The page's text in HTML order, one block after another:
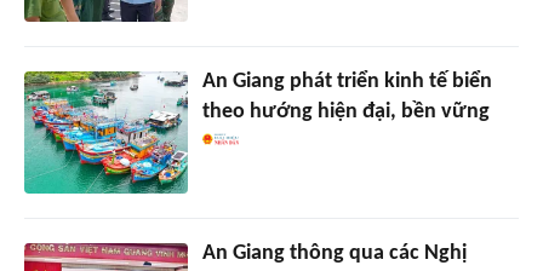
An Giang phát triển kinh tế biển
theo hướng hiện đại, bền vững
An Giang thông qua các Nghị